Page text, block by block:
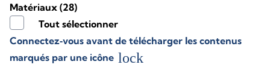
Matériaux (28)
Tout sélectionner
Connectez‑vous avant de télécharger les contenus
marqués par une icône lock